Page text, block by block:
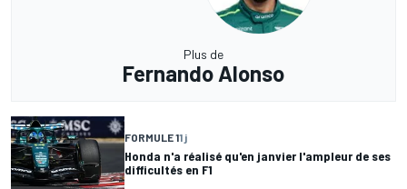
Plus de
Fernando Alonso
FORMULE 11 j
Honda n'a réalisé qu'en janvier l'ampleur de ses
difficultés en F1